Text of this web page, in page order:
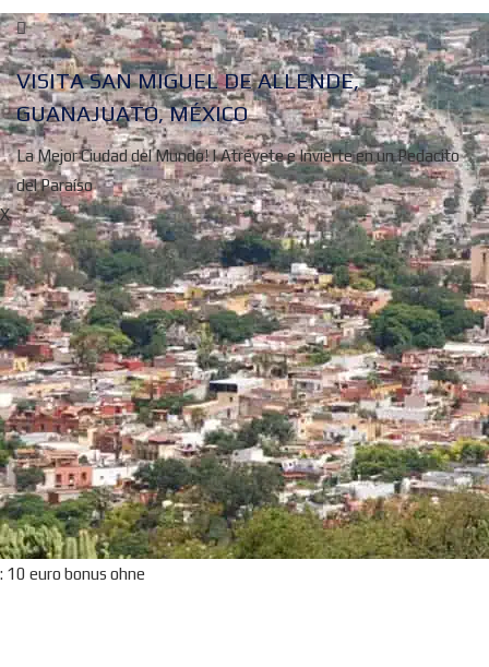
VISITA SAN MIGUEL DE ALLENDE,
GUANAJUATO, MÉXICO
La Mejor Ciudad del Mundo! | Atrévete e Invierte en un Pedacito
del Paraíso
X
: 10 euro bonus ohne